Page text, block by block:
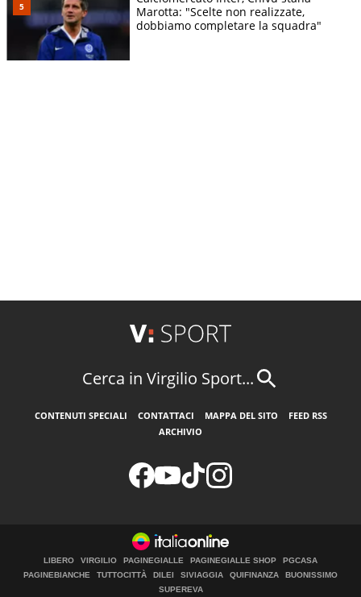
Marotta: "Scelte non realizzate,
dobbiamo completare la squadra"
Cerca in Virgilio Sport...
CONTENUTI SPECIALI CONTATTACI MAPPA DEL SITO
FEED RSS
ARCHIVIO
LIBERO VIRGILIO PAGINEGIALLE PAGINEGIALLE SHOP
PGCASA
PAGINEBIANCHE
TUTTOCITTÀ DILEI SIVIAGGIA QUIFINANZA
BUONISSIMO
SUPEREVA